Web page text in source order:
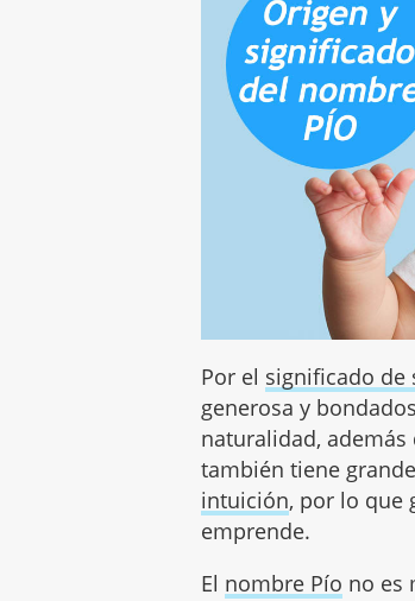
Por el significado de
generosa y
naturalidad,
también tiene
intuición, por lo que
emprende.
El nombre Pío no es